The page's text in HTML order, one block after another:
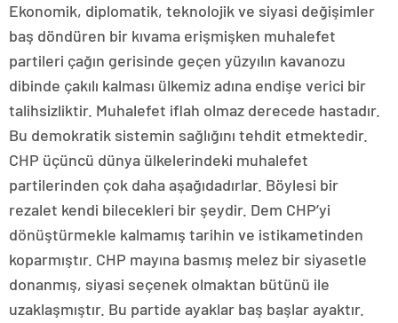
Ekonomik, diplomatik, teknolojik ve siyasi değişimler
baş döndüren bir kıvama erişmişken muhalefet
partileri çağın gerisinde geçen yüzyılın kavanozu
dibinde çakılı kalması ülkemiz adına endişe verici bir
talihsizliktir. Muhalefet iflah olmaz derecede hastadır.
Bu demokratik sistemin sağlığını tehdit etmektedir.
CHP üçüncü dünya ülkelerindeki muhalefet
partilerinden çok daha aşağıdadırlar. Böylesi bir
rezalet kendi bilecekleri bir şeydir. Dem CHP’yi
dönüştürmekle kalmamış tarihin ve istikametinden
koparmıştır. CHP mayına basmış melez bir siyasetle
donanmış, siyasi seçenek olmaktan bütünü ile
uzaklaşmıştır. Bu partide ayaklar baş başlar ayaktır.